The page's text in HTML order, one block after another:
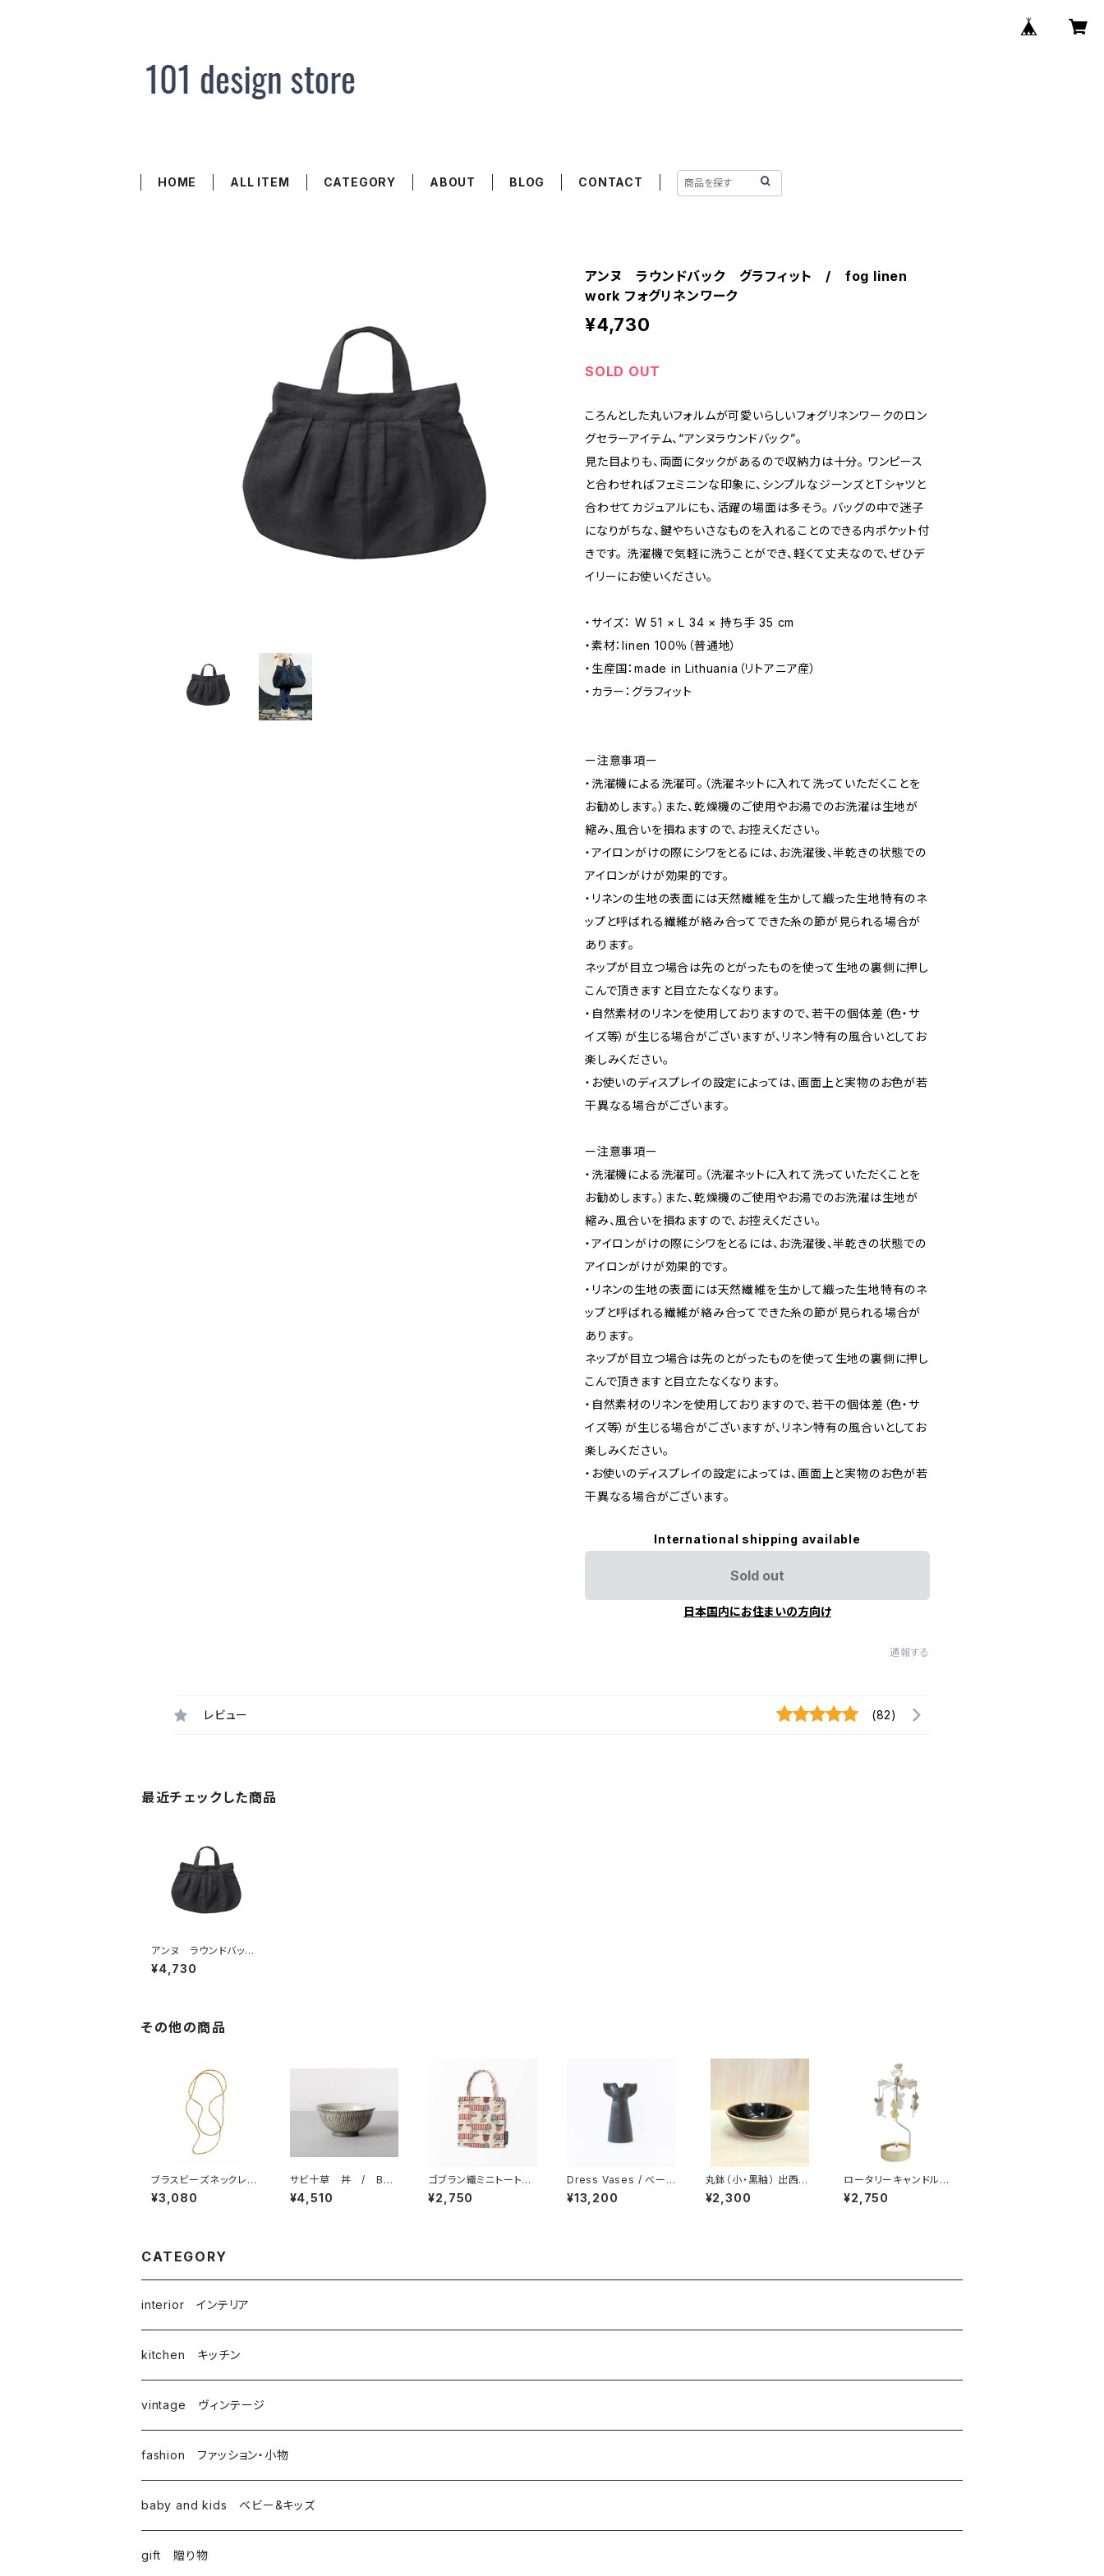
HOME ALL ITEM CATEGORY ABOUT BLOG CONTACT
アンヌ ラウンドバック グラフィット / fog linen
work フォグリネンワーク
¥4,730
SOLD OUT
ころんとした丸いフォルムが可愛いらしいフォグリネンワークのロン
グセラーアイテム、“アンヌラウンドバック”。
見た目よりも、両面にタックがあるので収納力は十分。 ワンピース
と合わせればフェミニンな印象に、シンプルなジーンズとTシャツと
合わせてカジュアルにも、活躍の場面は多そう。 バッグの中で迷子
になりがちな、鍵やちいさなものを入れることのできる内ポケット付
きです。 洗濯機で気軽に洗うことができ、軽くて丈夫なので、ぜひデ
イリーにお使いください。
・サイズ： W 51 × L 34 × 持ち手 35 cm
・素材：linen 100％（普通地）
・生産国：made in Lithuania（リトアニア産）
・カラー：グラフィット
ー注意事項ー
・洗濯機による洗濯可。（洗濯ネットに入れて洗っていただくことを
お勧めします。）また、乾燥機のご使用やお湯でのお洗濯は生地が
縮み、風合いを損ねますので、お控えください。
・アイロンがけの際にシワをとるには、お洗濯後、半乾きの状態での
アイロンがけが効果的です。
・リネンの生地の表面には天然繊維を生かして織った生地特有のネ
ップと呼ばれる繊維が絡み合ってできた糸の節が見られる場合が
あります。
ネップが目立つ場合は先のとがったものを使って生地の裏側に押し
こんで頂きますと目立たなくなります。
・自然素材のリネンを使用しておりますので、若干の個体差（色・サ
イズ等）が生じる場合がございますが、リネン特有の風合いとしてお
楽しみください。
・お使いのディスプレイの設定によっては、画面上と実物のお色が若
干異なる場合がございます。
ー注意事項ー
・洗濯機による洗濯可。（洗濯ネットに入れて洗っていただくことを
お勧めします。）また、乾燥機のご使用やお湯でのお洗濯は生地が
縮み、風合いを損ねますので、お控えください。
・アイロンがけの際にシワをとるには、お洗濯後、半乾きの状態での
アイロンがけが効果的です。
・リネンの生地の表面には天然繊維を生かして織った生地特有のネ
ップと呼ばれる繊維が絡み合ってできた糸の節が見られる場合が
あります。
ネップが目立つ場合は先のとがったものを使って生地の裏側に押し
こんで頂きますと目立たなくなります。
・自然素材のリネンを使用しておりますので、若干の個体差（色・サ
イズ等）が生じる場合がございますが、リネン特有の風合いとしてお
楽しみください。
・お使いのディスプレイの設定によっては、画面上と実物のお色が若
干異なる場合がございます。
International shipping available
Sold out
日本国内にお住まいの方向け
通報する
レビュー (82)
最近チェックした商品
アンヌ ラウンドバッ
ク グラフィット / fo
g linen work フォグリ
¥4,730
その他の商品
ブラスビーズネックレス
L ／ fog linen wo
rk フォグリネンワーク
¥3,080
サビ十草 丼 / BAR
BAR 波佐見焼
¥4,510
ゴブラン織ミニトートバ
ッグ（マイキー・フルー
ツ） / Lisa Larson
¥2,750
Dress Vases / べース
ドレス （ブラック）/ Li
sa Larson リサ・ラーソ
¥13,200
丸鉢（小・黒釉） 出西
窯 / 柳宗理ディレク
ション出西窯シリーズ
¥2,300
ロータリーキャンドルホ
ルダー ムーミンイマ
ジン / プルート・プロ
¥2,750
CATEGORY
interior インテリア
kitchen キッチン
vintage ヴィンテージ
fashion ファッション・小物
baby and kids ベビー&キッズ
gift 贈り物